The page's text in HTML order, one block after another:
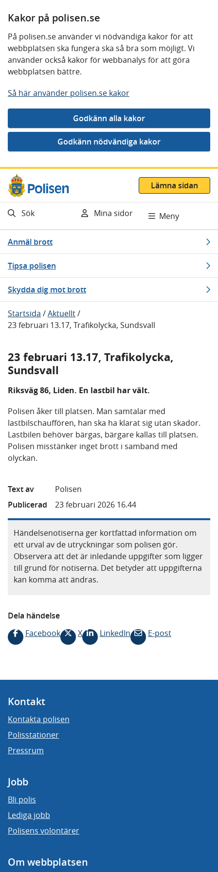
Kakor på polisen.se
På polisen.se använder vi nödvändiga kakor för att
webbplatsen ska fungera ska så bra som möjligt. Vi
använder också kakor för webbanalys för att göra
webbplatsen bättre.
Så här använder polisen.se kakor
Gå direkt till innehåll
Lämna sidan
Sök Mina sidor Meny
Anmäl brott
Tipsa polisen
Skydda dig mot brott
Startsida /Aktuellt/
23 februari 13.17, Trafikolycka, Sundsvall
23 februari 13.17, Trafikolycka,
Sundsvall
Riksväg 86, Liden. En lastbil har vält.
Polisen åker till platsen. Man samtalar med
lastbilschauffören, han ska ha klarat sig utan skador.
Lastbilen behöver bärgas, bärgare kallas till platsen.
Polisen misstänker inget brott i samband med
olyckan.
Text av
Polisen
Publicerad
23 februari 2026 16.44
Händelsenotiserna ger kortfattad information om
ett urval av de utryckningar som polisen gör.
Observera att det är inledande uppgifter som ligger
till grund för notiserna. Det betyder att uppgifterna
kan komma att ändras.
Dela händelse
Facebook
X LinkedIn E-post
Kontakt
Kontakta polisen
Polisstationer
Pressrum
Jobb
Bli polis
Lediga jobb
Polisens volontärer
Om webbplatsen